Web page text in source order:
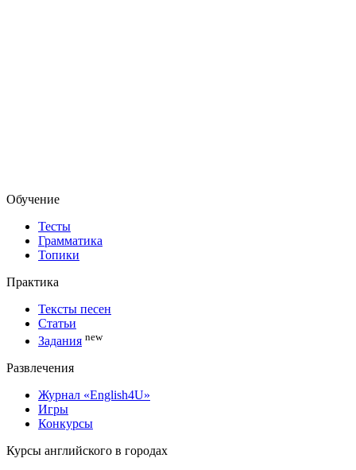
Обучение
Тесты
Грамматика
Топики
Практика
Тексты песен
Статьи
Задания new
Развлечения
Журнал «English4U»
Игры
Конкурсы
Курсы английского в городах